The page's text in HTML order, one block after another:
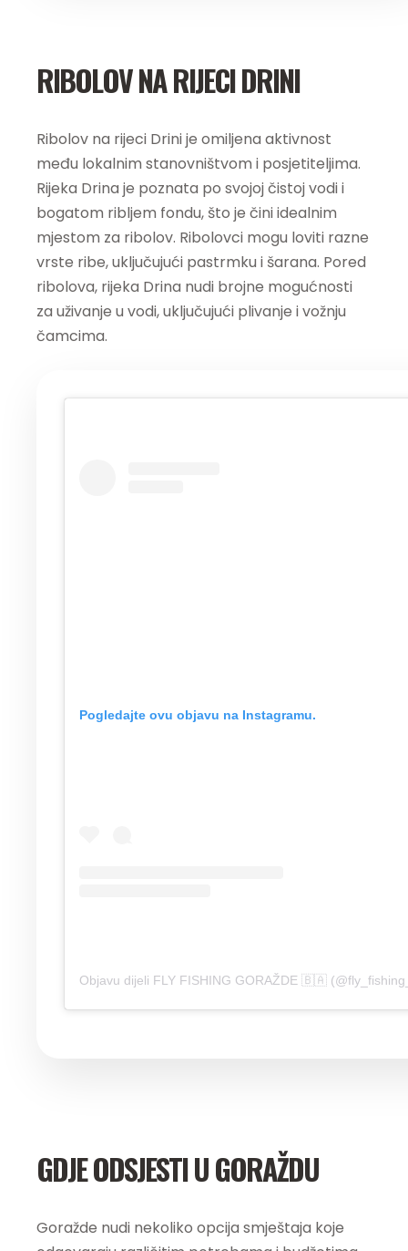
RIBOLOV NA RIJECI DRINI
Ribolov na rijeci Drini je omiljena aktivnost
među lokalnim stanovništvom i posjetiteljima.
Rijeka Drina je poznata po svojoj čistoj vodi i
bogatom ribljem fondu, što je čini idealnim
mjestom za ribolov. Ribolovci mogu loviti razne
vrste ribe, uključujući pastrmku i šarana. Pored
ribolova, rijeka Drina nudi brojne mogućnosti
za uživanje u vodi, uključujući plivanje i vožnju
čamcima.
Pogledajte ovu objavu na Instagramu.
Objavu dijeli FLY FISHING GORAŽDE 🇧🇦
GDJE ODSJESTI U GORAŽDU
Goražde nudi nekoliko opcija smještaja koje